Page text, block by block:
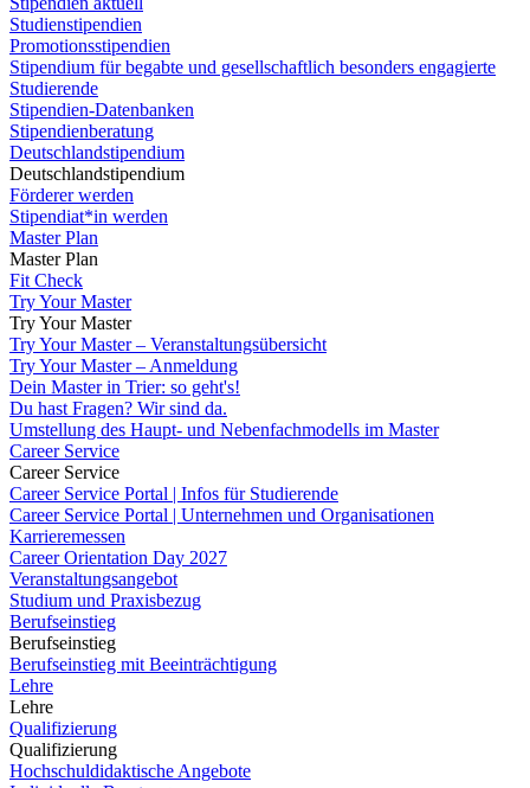
Studienstipendien
Promotionsstipendien
Stipendium für begabte und gesellschaftlich besonders engagierte
Studierende
Stipendien-Datenbanken
Stipendienberatung
Deutschlandstipendium
Deutschlandstipendium
Förderer werden
Stipendiat*in werden
Master Plan
Master Plan
Fit Check
Try Your Master
Try Your Master
Try Your Master – Veranstaltungsübersicht
Try Your Master – Anmeldung
Dein Master in Trier: so geht's!
Du hast Fragen? Wir sind da.
Umstellung des Haupt- und Nebenfachmodells im Master
Career Service
Career Service
Career Service Portal | Infos für Studierende
Career Service Portal | Unternehmen und Organisationen
Karrieremessen
Career Orientation Day 2027
Veranstaltungsangebot
Studium und Praxisbezug
Berufseinstieg
Berufseinstieg
Berufseinstieg mit Beeinträchtigung
Lehre
Lehre
Qualifizierung
Qualifizierung
Hochschuldidaktische Angebote